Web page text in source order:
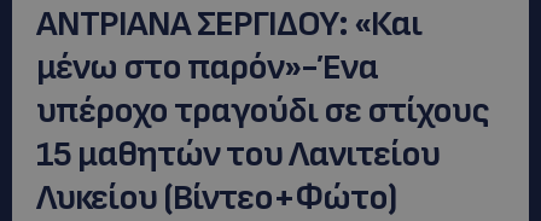
ANTΡΙΑΝΑ ΣΕΡΓΙΔΟΥ: «Και
μένω στο παρόν»-Ένα
υπέροχο τραγούδι σε στίχους
15 μαθητών του Λανιτείου
Λυκείου (Βίντεο+Φώτο)